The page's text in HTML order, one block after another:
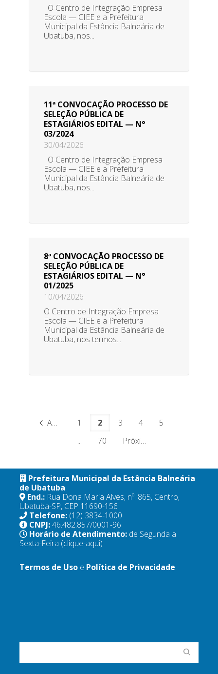
O Centro de Integração Empresa
Escola — CIEE e a Prefeitura
Municipal da Estância Balneária de
Ubatuba, nos...
11ª CONVOCAÇÃO PROCESSO DE
SELEÇÃO PÚBLICA DE
ESTAGIÁRIOS EDITAL — N°
03/2024
30/04/2026
O Centro de Integração Empresa
Escola — CIEE e a Prefeitura
Municipal da Estância Balneária de
Ubatuba, nos...
8ª CONVOCAÇÃO PROCESSO DE
SELEÇÃO PÚBLICA DE
ESTAGIÁRIOS EDITAL — N°
01/2025
10/04/2026
O Centro de Integração Empresa
Escola — CIEE e a Prefeitura
Municipal da Estância Balneária de
Ubatuba, nos termos...
Anterior 1 2 3 4
5
...
70 Próximo
Prefeitura Municipal da Estância Balneária
de Ubatuba
End.: Rua Dona Maria Alves, nº. 865, Centro,
Ubatuba-SP, CEP 11690-156
Telefone: (12) 3834-1000
CNPJ:46.482.857/0001-96
Horário de Atendimento: de Segunda a
Sexta-Feira (clique-aqui)
Termos de Uso e Política de Privacidade